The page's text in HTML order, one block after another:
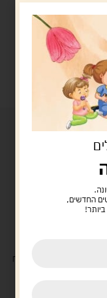
?
החדשים,